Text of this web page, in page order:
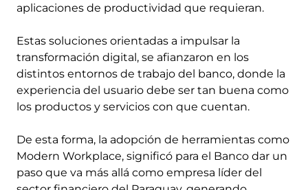
aplicaciones de productividad que requieran.
Estas soluciones orientadas a impulsar la
transformación digital, se afianzaron en los
distintos entornos de trabajo del banco, donde la
experiencia del usuario debe ser tan buena como
los productos y servicios con que cuentan.
De esta forma, la adopción de herramientas como
Modern Workplace, significó para el Banco dar un
paso que va más allá como empresa líder del